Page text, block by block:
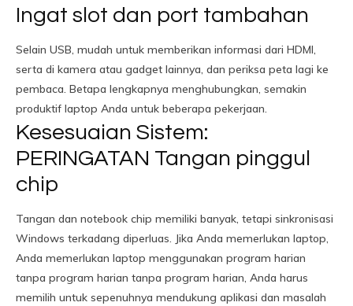
Ingat slot dan port tambahan
Selain USB, mudah untuk memberikan informasi dari HDMI,
serta di kamera atau gadget lainnya, dan periksa peta lagi ke
pembaca. Betapa lengkapnya menghubungkan, semakin
produktif laptop Anda untuk beberapa pekerjaan.
Kesesuaian Sistem:
PERINGATAN Tangan pinggul
chip
Tangan dan notebook chip memiliki banyak, tetapi sinkronisasi
Windows terkadang diperluas. Jika Anda memerlukan laptop,
Anda memerlukan laptop menggunakan program harian
tanpa program harian tanpa program harian, Anda harus
memilih untuk sepenuhnya mendukung aplikasi dan masalah